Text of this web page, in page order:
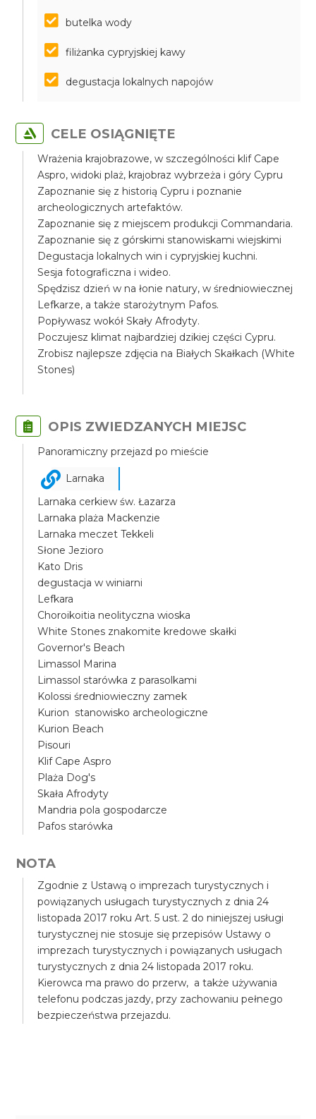
butelka wody
filiżanka cypryjskiej kawy
degustacja lokalnych napojów
CELE OSIĄGNIĘTE
Wrażenia krajobrazowe, w szczególności klif Cape
Aspro, widoki plaż, krajobraz wybrzeża i góry Cypru
Zapoznanie się z historią Cypru i poznanie
archeologicznych artefaktów.
Zapoznanie się z miejscem produkcji Commandaria.
Zapoznanie się z górskimi stanowiskami wiejskimi
Degustacja lokalnych win i cypryjskiej kuchni.
Sesja fotograficzna i wideo.
Spędzisz dzień w na łonie natury, w średniowiecznej
Lefkarze, a także starożytnym Pafos.
Popływasz wokół Skały Afrodyty.
Poczujesz klimat najbardziej dzikiej części Cypru.
Zrobisz najlepsze zdjęcia na Białych Skałkach (White
Stones)
OPIS ZWIEDZANYCH MIEJSC
Panoramiczny przejazd po mieście
Larnaka
Larnaka cerkiew św. Łazarza
Larnaka plaża Mackenzie
Larnaka meczet Tekkeli
Słone Jezioro
Kato Dris
degustacja w winiarni
Lefkara
Choroikoitia neolityczna wioska
White Stones znakomite kredowe skałki
Governor's Beach
Limassol Marina
Limassol starówka z parasolkami
Kolossi średniowieczny zamek
Kurion stanowisko archeologiczne
Kurion Beach
Pisouri
Klif Cape Aspro
Plaża Dog's
Skała Afrodyty
Mandria pola gospodarcze
Pafos starówka
NOTA
Zgodnie z Ustawą o imprezach turystycznych i
powiązanych usługach turystycznych z dnia 24
listopada 2017 roku Art. 5 ust. 2 do niniejszej usługi
turystycznej nie stosuje się przepisów Ustawy o
imprezach turystycznych i powiązanych usługach
turystycznych z dnia 24 listopada 2017 roku.
Kierowca ma prawo do przerw, a także używania
telefonu podczas jazdy, przy zachowaniu pełnego
bezpieczeństwa przejazdu.